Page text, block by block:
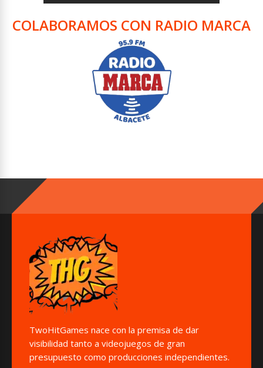
COLABORAMOS CON RADIO MARCA
TwoHitGames nace con la premisa de dar
visibilidad tanto a videojuegos de gran
presupuesto como producciones independientes.